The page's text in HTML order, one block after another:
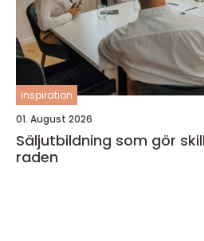
inspiration
01. August 2026
Säljutbildning som gör
raden